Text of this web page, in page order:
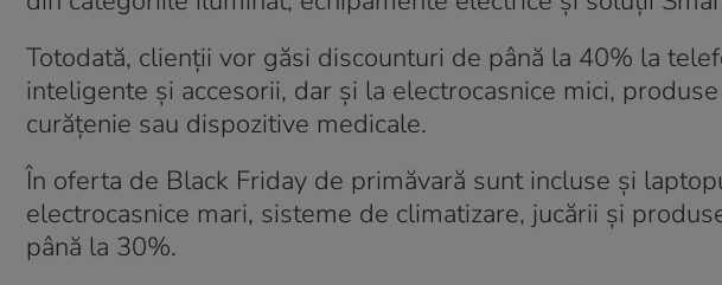
Totodată, clienții vor găsi discounturi de până la 40% la
inteligente și accesorii, dar și la electrocasnice mici,
curățenie sau dispozitive medicale.
În oferta de Black Friday de primăvară sunt incluse și
electrocasnice mari, sisteme de climatizare, jucării și
până la 30%.